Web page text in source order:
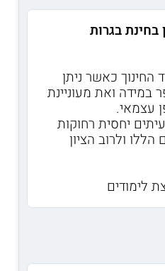
בגרות
כאשר ניתן
במידה ואת מעוניינת
עצמאי.
יחסית רחוקות
ולרוב הציון
לימודים